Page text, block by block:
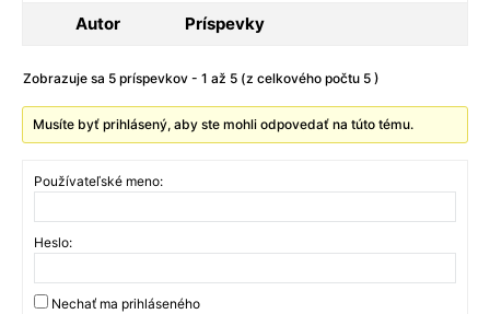
Autor
Príspevky
Zobrazuje sa 5 príspevkov - 1 až 5 (z celkového počtu 5 )
Musíte byť prihlásený, aby ste mohli odpovedať na túto tému.
Používateľské meno:
Heslo:
Nechať ma prihláseného